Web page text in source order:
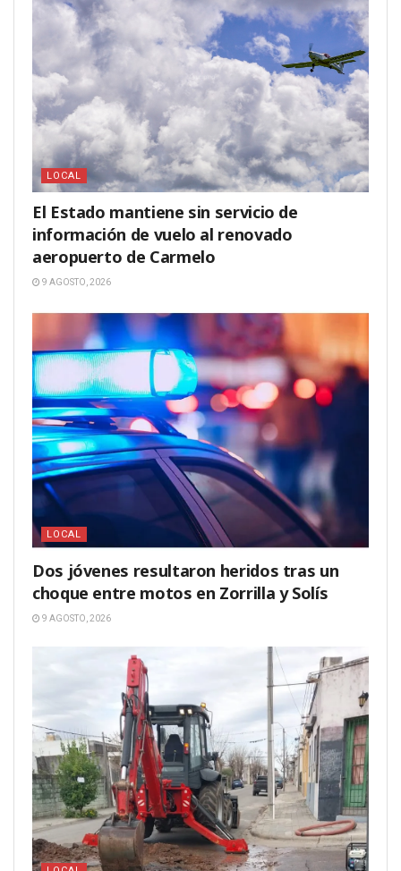
LOCAL
El Estado mantiene sin servicio de
información de vuelo al renovado
aeropuerto de Carmelo
9 AGOSTO, 2026
LOCAL
Dos jóvenes resultaron heridos tras un
choque entre motos en Zorrilla y Solís
9 AGOSTO, 2026